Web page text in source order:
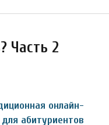
Часть 2
онлайн-
для абитуриентов